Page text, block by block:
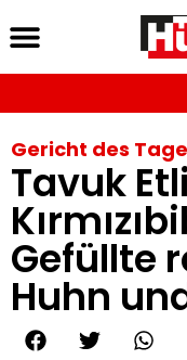
Gericht des
Tavuk
Gefüllte
Huhn